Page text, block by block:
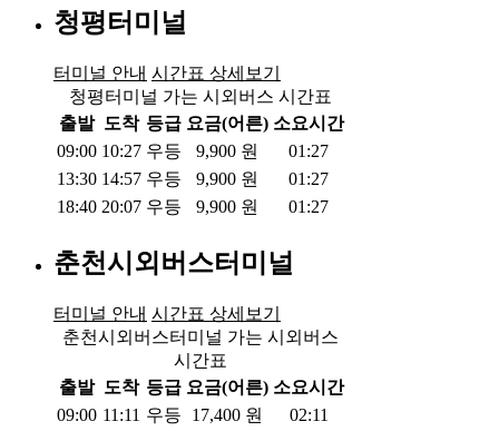
청평터미널
터미널 안내 시간표 상세보기
청평터미널 가는 시외버스 시간표
출발 도착 등급 요금(어른) 소요시간
09:00 10:27 우등 9,900 원
01:27
13:30 14:57 우등 9,900 원
01:27
18:40 20:07 우등 9,900 원 01:27
춘천시외버스터미널
터미널 안내 시간표 상세보기
춘천시외버스터미널 가는 시외버스
시간표
출발 도착 등급 요금(어른) 소요시간
09:00 11:11 우등 17,400 원
02:11